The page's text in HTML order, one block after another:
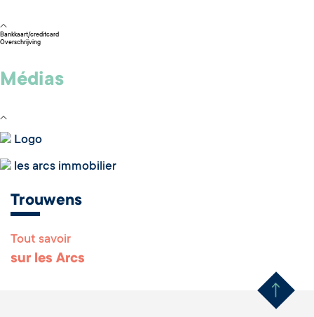
Bankkaart/creditcard
Overschrijving
Médias
Logo
les arcs immobilier
Trouwens
Tout savoir
sur les Arcs Remonter